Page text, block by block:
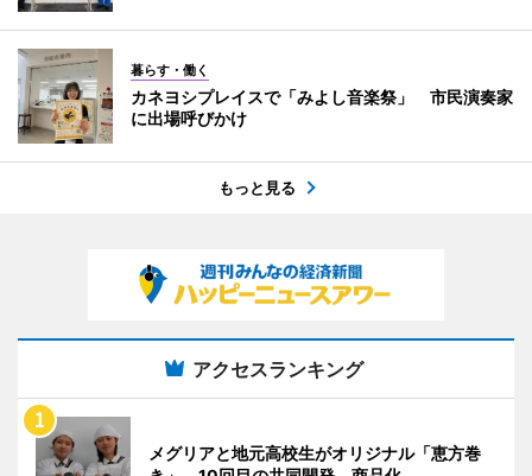
暮らす・働く
カネヨシプレイスで「みよし音楽祭」 市民演奏家
に出場呼びかけ
もっと見る
アクセスランキング
メグリアと地元高校生がオリジナル「恵方巻